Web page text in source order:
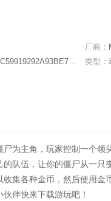
厂商：
类型：
尸为主角，玩家控制一个领
队伍，让你的僵尸从一只
集各种金币，然后使用金
伴快来下载游玩吧！